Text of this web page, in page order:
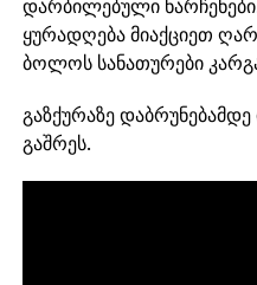
დარბილებული
ყურადღება მიაქციეთ
ბოლოს სანათურები
გაზქურაზე
გაშრეს.